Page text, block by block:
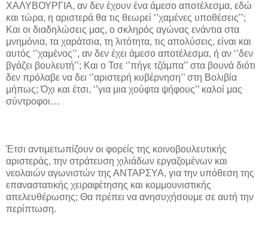
ΧΑΛΥΒΟΥΡΓΙΑ, αν δεν έχουν ένα άμεσο αποτέλεσμα, εδώ
και τώρα, η αριστερά θα τις θεωρεί ‘’χαμένες υποθέσεις’’;
Και οι διαδηλώσεις μας, ο σκληρός αγώνας ενάντια στα
μνημόνια, τα χαράτσια, τη λιτότητα, τις απολύσεις, είναι και
αυτός ‘’χαμένος’’, αν δεν έχει άμεσο αποτέλεσμα, ή αν ‘’δεν
βγάζει βουλευτή’’; Και ο Τσε ‘’πήγε τζάμπα’’ στα βουνά διότι
δεν πρόλαβε να δει ‘’αριστερή κυβέρνηση’’ στη Βολιβία
μήπως; Όχι και έτσι, ‘’για μια χούφτα ψήφους’’ καλοί μας
σύντροφοι…
Έτσι αντιμετωπίζουν οι φορείς της κοινοβουλευτικής
αριστεράς, την στράτευση χιλιάδων εργαζομένων και
νεολαιών αγωνιστών της ΑΝΤΑΡΣΥΑ, για την υπόθεση της
επαναστατικής χειραφέτησης και κομμουνιστικής
απελευθέρωσης; Θα πρέπει να ανησυχήσουμε σε αυτή την
περίπτωση.